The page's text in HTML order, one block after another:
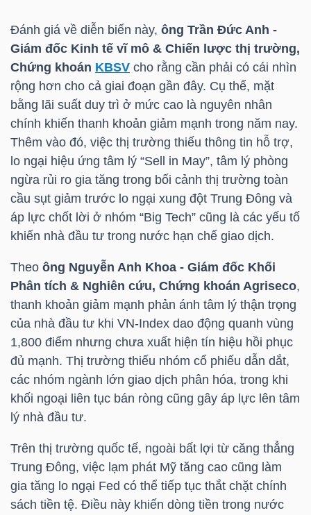
Đánh giá về diễn biến này, ông Trần Đức Anh -
Giám đốc Kinh tế vĩ mô & Chiến lược thị trường,
Chứng khoán KBSV cho rằng cần phải có cái nhìn
rộng hơn cho cả giai đoạn gần đây. Cụ thể, mặt
bằng lãi suất duy trì ở mức cao là nguyên nhân
chính khiến thanh khoản giảm mạnh trong năm nay.
Thêm vào đó, việc thị trường thiếu thông tin hỗ trợ,
lo ngại hiệu ứng tâm lý “Sell in May”, tâm lý phòng
ngừa rủi ro gia tăng trong bối cảnh thị trường toàn
cầu sụt giảm trước lo ngại xung đột Trung Đông và
áp lực chốt lời ở nhóm “Big Tech” cũng là các yếu tố
khiến nhà đầu tư trong nước hạn chế giao dịch.
Theo ông Nguyễn Anh Khoa - Giám đốc Khối
Phân tích & Nghiên cứu, Chứng khoán Agriseco,
thanh khoản giảm mạnh phản ánh tâm lý thận trọng
của nhà đầu tư khi VN-Index dao động quanh vùng
1,800 điểm nhưng chưa xuất hiện tín hiệu hồi phục
đủ mạnh. Thị trường thiếu nhóm cổ phiếu dẫn dắt,
các nhóm ngành lớn giao dịch phân hóa, trong khi
khối ngoại liên tục bán ròng cũng gây áp lực lên tâm
lý nhà đầu tư.
Trên thị trường quốc tế, ngoài bất lợi từ căng thẳng
Trung Đông, việc lạm phát Mỹ tăng cao cũng làm
gia tăng lo ngại Fed có thể tiếp tục thắt chặt chính
sách tiền tệ. Điều này khiến dòng tiền trong nước
TÍCH
VIETSTOCKFINANCE
VĨ
NGÀNH
DOANH
NGHIỆP
CỔ
PHIẾU
PHÁI
SINH